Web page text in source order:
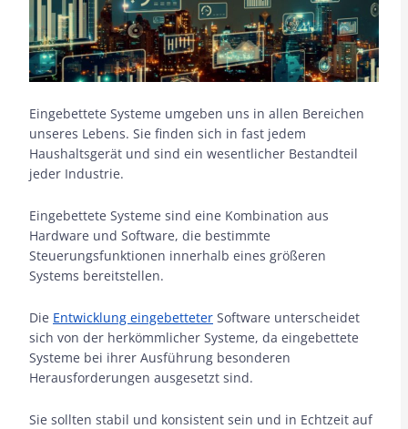
Eingebettete Systeme umgeben uns in allen Bereichen
unseres Lebens. Sie finden sich in fast jedem
Haushaltsgerät und sind ein wesentlicher Bestandteil
jeder Industrie.
Eingebettete Systeme sind eine Kombination aus
Hardware und Software, die bestimmte
Steuerungsfunktionen innerhalb eines größeren
Systems bereitstellen.
Die Entwicklung eingebetteter Software unterscheidet
sich von der herkömmlicher Systeme, da eingebettete
Systeme bei ihrer Ausführung besonderen
Herausforderungen ausgesetzt sind.
Sie sollten stabil und konsistent sein und in Echtzeit auf